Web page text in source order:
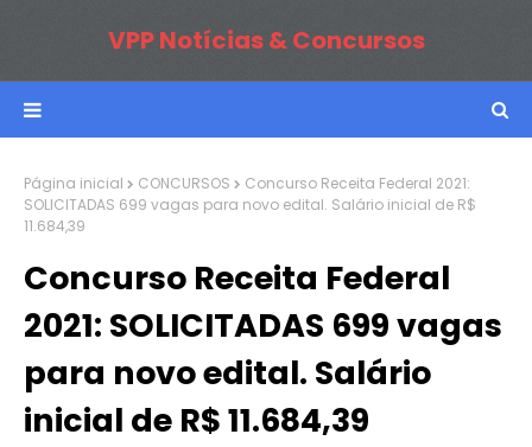
VPP Notícias & Concursos
Página inicial CONCURSOS
Concurso Receita Federal 2021:
SOLICITADAS 699 vagas para novo edital. Salário inicial de R$
11.684,39
Concurso Receita Federal
2021: SOLICITADAS 699 vagas
para novo edital. Salário
inicial de R$ 11.684,39